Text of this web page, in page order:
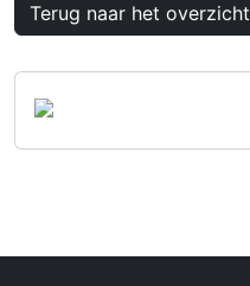
Terug naar het overzicht